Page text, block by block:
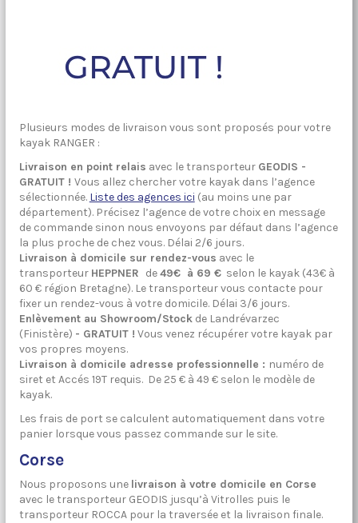
Plusieurs modes de livraison vous sont proposés pour votre
kayak RANGER :
Livraison en point relais avec le transporteur GEODIS -
GRATUIT ! Vous allez chercher votre kayak dans l’agence
sélectionnée. Liste des agences ici (au moins une par
département). Précisez l’agence de votre choix en message
de commande sinon nous envoyons par défaut dans l’agence
la plus proche de chez vous. Délai 2/6 jours.
Livraison à domicile sur rendez-vous avec le
transporteur HEPPNER de49€ à 69 € selon le kayak (43€ à
60 € région Bretagne). Le transporteur vous contacte pour
fixer un rendez-vous à votre domicile.Délai 3/6 jours.
Enlèvement au Showroom/Stockde Landrévarzec
(Finistère) - GRATUIT ! Vous venez récupérer votre kayak par
vos propres moyens.
Livraison à domicile adresse professionnelle : numéro de
siret et Accés 19T requis. De 25 € à 49 € selon le modèle de
kayak.
Les frais de port se calculent automatiquement dans votre
panier lorsque vous passez commande sur le site.
Corse
Nous proposons une livraison à votre domicile en Corse
avec le transporteur GEODIS jusqu’à Vitrolles puis le
transporteur ROCCA pour la traversée et la livraison finale.